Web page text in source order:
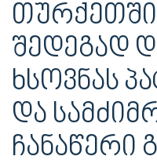
ᲗᲣᲠᲥᲔᲗᲨᲘ
ᲨᲔᲓᲔᲒᲐᲓ
ᲮᲡᲝᲕᲜᲐᲡ
ᲓᲐ
ᲩᲐᲜᲐᲬᲔᲠᲘ